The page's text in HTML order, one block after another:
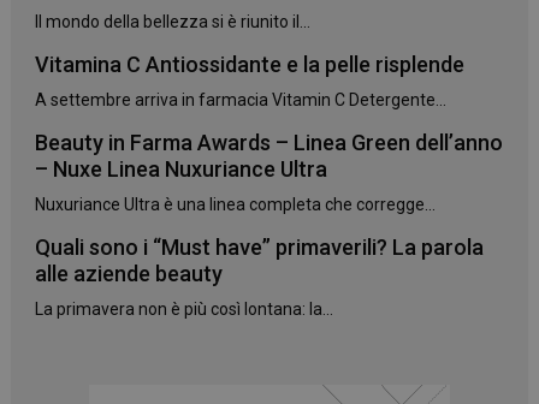
Il mondo della bellezza si è riunito il...
Vitamina C Antiossidante e la pelle risplende
A settembre arriva in farmacia Vitamin C Detergente...
Beauty in Farma Awards – Linea Green dell’anno
– Nuxe Linea Nuxuriance Ultra
Nuxuriance Ultra è una linea completa che corregge...
Quali sono i “Must have” primaverili? La parola
alle aziende beauty
La primavera non è più così lontana: la...
_ga_YJ0035S3E9 .panoramacosmetico.it
CookieScriptConsent
CookieScript